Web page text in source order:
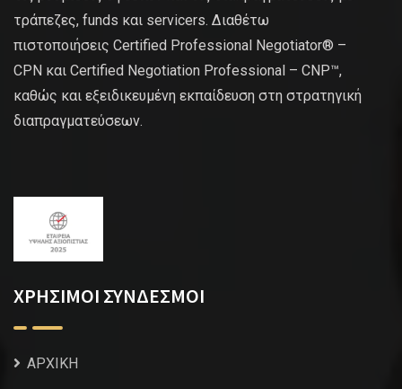
τράπεζες, funds και servicers. Διαθέτω
πιστοποιήσεις Certified Professional Negotiator® –
CPN και Certified Negotiation Professional – CNP™,
καθώς και εξειδικευμένη εκπαίδευση στη στρατηγική
διαπραγματεύσεων.
ΧΡΗΣΙΜΟΙ ΣΥΝΔΕΣΜΟΙ
ΑΡΧΙΚΗ